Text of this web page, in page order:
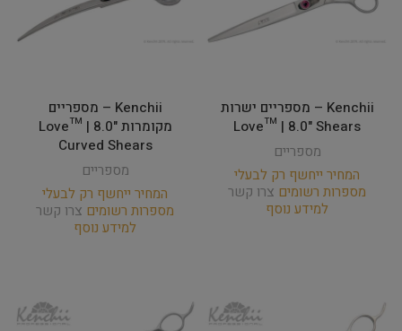
Kenchii – מספריים ישרות
Love­™ | 8.0" Shears
מספריים
המחיר ייחשף רק לבעלי
מספרות רשומים צרו קשר
למידע נוסף
Kenchii – מספריים
מקומרות Love­™ | 8.0"
Curved Shears
מספריים
המחיר ייחשף רק לבעלי
מספרות רשומים צרו קשר
למידע נוסף